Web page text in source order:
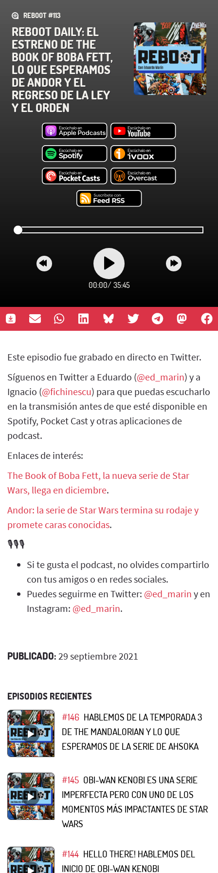
REBOOT #113
REBOOT DAILY: EL
ESTRENO DE THE
BOOK OF BOBA FETT,
LO QUE ESPERAMOS
DE ANDOR Y EL
REGRESO DE LA LEY
Y EL ORDEN
00:00/ 35:45
Este episodio fue grabado en directo en Twitter.
Síguenos en Twitter a Eduardo (@ed_marin) y a
Ignacio (@fichinescu) para que puedas escucharlo
en la transmisión antes de que esté disponible en
Spotify, Pocket Cast y otras aplicaciones de
podcast.
Enlaces de interés:
The Book of Boba Fett, la nueva serie de Star
Wars, llega en diciembre.
Andor: la serie de Star Wars termina su rodaje y
promete caras conocidas.
🎙️🎙️🎙️
Si te gusta el podcast, no olvides compartirlo
con tus amigos o en redes sociales.
Puedes seguirme en Twitter: @ed_marin y en
Instagram: @ed_marin.
PUBLICADO: 29 septiembre 2021
EPISODIOS RECIENTES
#146 HABLEMOS DE LA TEMPORADA 3
DE THE MANDALORIAN Y LO QUE
ESPERAMOS DE LA SERIE DE AHSOKA
#145 OBI-WAN KENOBI ES UNA SERIE
IMPERFECTA PERO CON UNO DE LOS
MOMENTOS MÁS IMPACTANTES DE STAR
WARS
#144 HELLO THERE! HABLEMOS DEL
INICIO DE OBI-WAN KENOBI